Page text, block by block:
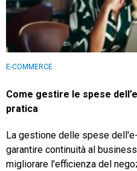
E-COMMERCE
Come gestire le spese
pratica
La gestione delle spese
garantire continuità al
migliorare l'efficienza del